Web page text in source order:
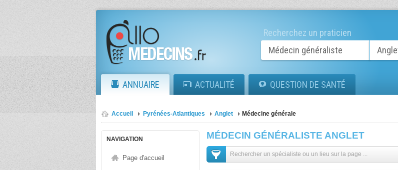
Recherchez un praticien
ANNUAIRE ACTUALITÉ QUESTION DE SANTÉ
Accueil Pyrénées-Atlantiques Anglet Médecine générale
NAVIGATION
Page d'accueil
MÉDECIN GÉNÉRALISTE ANGLET